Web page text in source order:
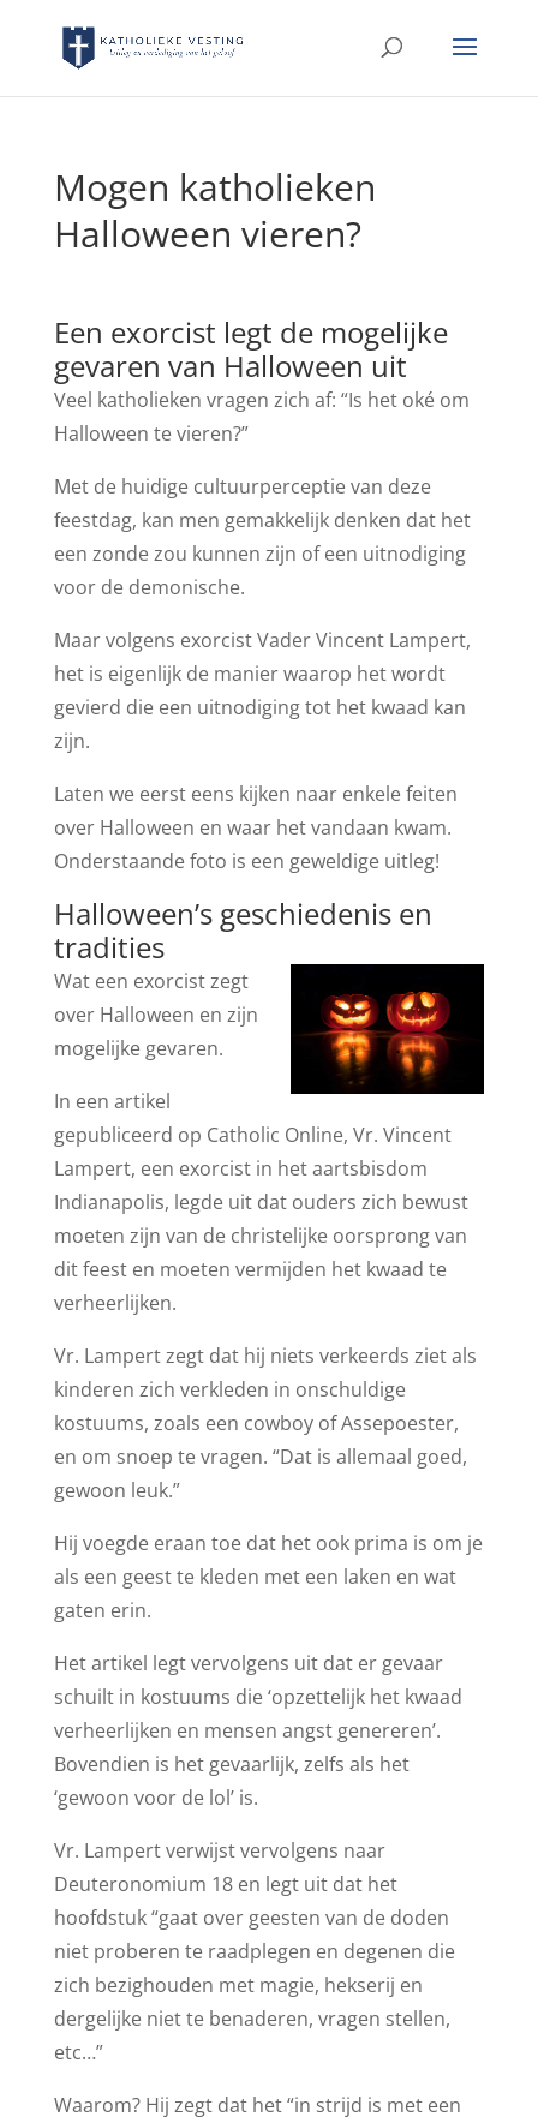
Mogen katholieken
Halloween vieren?
Een exorcist legt de mogelijke
gevaren van Halloween uit
Veel katholieken vragen zich af: “Is het oké om
Halloween te vieren?”
Met de huidige cultuurperceptie van deze
feestdag, kan men gemakkelijk denken dat het
een zonde zou kunnen zijn of een uitnodiging
voor de demonische.
Maar volgens exorcist Vader Vincent Lampert,
het is eigenlijk de manier waarop het wordt
gevierd die een uitnodiging tot het kwaad kan
zijn.
Laten we eerst eens kijken naar enkele feiten
over Halloween en waar het vandaan kwam.
Onderstaande foto is een geweldige uitleg!
Halloween’s geschiedenis en
tradities
Wat een exorcist zegt
over Halloween en zijn
mogelijke gevaren.
In een artikel
gepubliceerd op Catholic Online, Vr. Vincent
Lampert, een exorcist in het aartsbisdom
Indianapolis, legde uit dat ouders zich bewust
moeten zijn van de christelijke oorsprong van
dit feest en moeten vermijden het kwaad te
verheerlijken.
Vr. Lampert zegt dat hij niets verkeerds ziet als
kinderen zich verkleden in onschuldige
kostuums, zoals een cowboy of Assepoester,
en om snoep te vragen. “Dat is allemaal goed,
gewoon leuk.”
Hij voegde eraan toe dat het ook prima is om je
als een geest te kleden met een laken en wat
gaten erin.
Het artikel legt vervolgens uit dat er gevaar
schuilt in kostuums die ‘opzettelijk het kwaad
verheerlijken en mensen angst genereren’.
Bovendien is het gevaarlijk, zelfs als het
‘gewoon voor de lol’ is.
Vr. Lampert verwijst vervolgens naar
Deuteronomium 18 en legt uit dat het
hoofdstuk “gaat over geesten van de doden
niet proberen te raadplegen en degenen die
zich bezighouden met magie, hekserij en
dergelijke niet te benaderen, vragen stellen,
etc…”
Waarom? Hij zegt dat het “in strijd is met een